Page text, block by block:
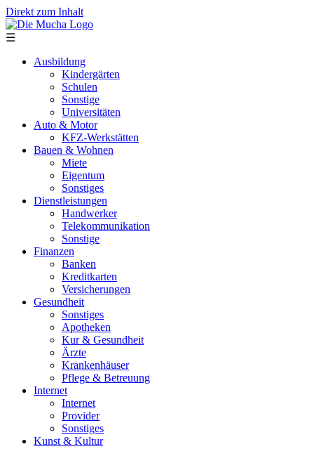
Direkt zum Inhalt
☰
Ausbildung
Kindergärten
Schulen
Sonstige
Universitäten
Auto & Motor
KFZ-Werkstätten
Bauen & Wohnen
Miete
Eigentum
Sonstiges
Dienstleistungen
Handwerker
Telekommunikation
Sonstige
Finanzen
Banken
Kreditkarten
Versicherungen
Gesundheit
Sonstiges
Apotheken
Kur & Gesundheit
Ärzte
Krankenhäuser
Pflege & Betreuung
Internet
Internet
Provider
Sonstiges
Kunst & Kultur